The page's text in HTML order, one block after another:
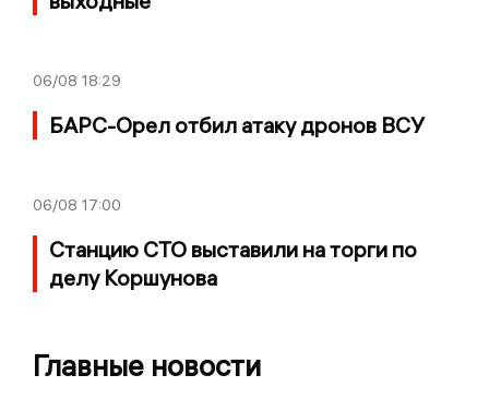
06/08 18:29
БАРС-Орел отбил атаку дронов ВСУ
06/08 17:00
Станцию СТО выставили на торги по
делу Коршунова
Главные новости